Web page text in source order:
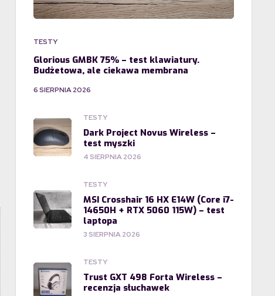
TESTY
Glorious GMBK 75% – test klawiatury.
Budżetowa, ale ciekawa membrana
6 SIERPNIA 2026
TESTY
Dark Project Novus Wireless –
test myszki
4 SIERPNIA 2026
TESTY
MSI Crosshair 16 HX E14W (Core i7-
14650H + RTX 5060 115W) – test
laptopa
3 SIERPNIA 2026
TESTY
Trust GXT 498 Forta Wireless –
recenzja słuchawek